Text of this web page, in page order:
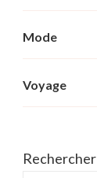
Mode
Voyage
Rechercher